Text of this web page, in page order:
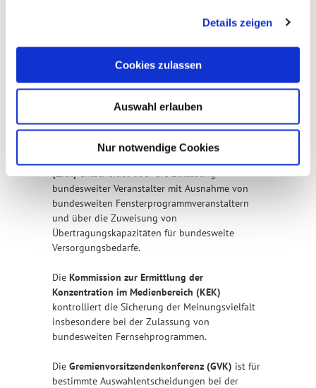
Details zeigen
Cookies zulassen
Auswahl erlauben
Nur notwendige Cookies
spielen bei der Zulassung bzw. Zuweisung nach
den gesetzlichen Bestimmungen eine erhebliche
(ZAK)entscheidet über die Zulassung
bundesweiter Veranstalter mit Ausnahme von
bundesweiten Fensterprogrammveranstaltern
und über die Zuweisung von
Übertragungskapazitäten für bundesweite
Versorgungsbedarfe.
Die Kommission zur Ermittlung der
Konzentration im Medienbereich (KEK)
kontrolliert die Sicherung der Meinungsvielfalt
insbesondere bei der Zulassung von
bundesweiten Fernsehprogrammen.
Die Gremienvorsitzendenkonferenz (GVK) ist für
bestimmte Auswahlentscheidungen bei der